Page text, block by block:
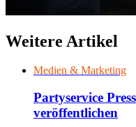
Weitere Artikel
Medien & Marketing
Partyservice
veröffentlichen